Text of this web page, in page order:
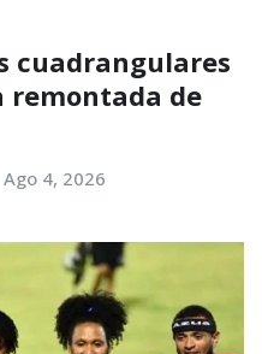
cuadrangulares
remontada de
Ago 4, 2026